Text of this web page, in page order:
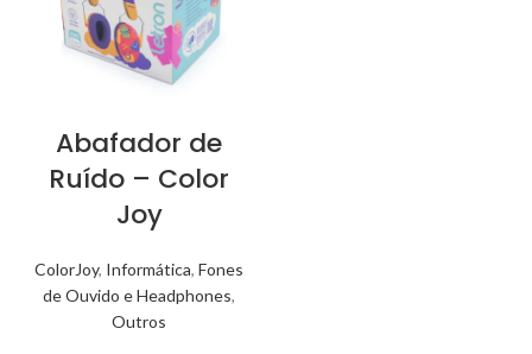
Abafador de
Ruído – Color
Joy
ColorJoy, Informática, Fones
de Ouvido e Headphones,
Outros